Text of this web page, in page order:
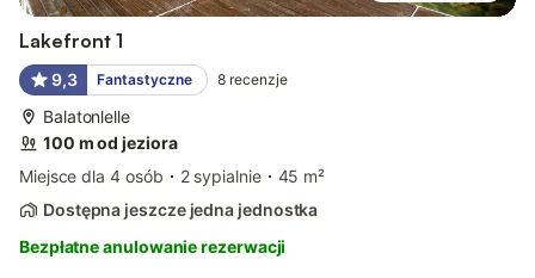
Lakefront 1
9,3 Fantastyczne 8 recenzje
Balatonlelle
100 m od jeziora
Miejsce dla 4 osób
2 sypialnie
45 m²
Dostępna jeszcze jedna jednostka
Bezpłatne anulowanie rezerwacji